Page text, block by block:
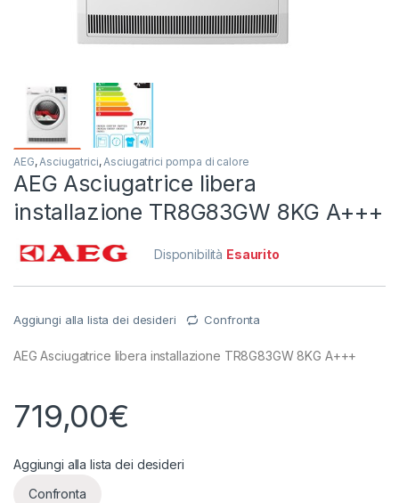
AEG,Asciugatrici,Asciugatrici pompa di calore
AEG Asciugatrice libera
installazione TR8G83GW 8KG A+++
Disponibilità Esaurito
Aggiungi alla lista dei desideri Confronta
AEG Asciugatrice libera installazione TR8G83GW 8KG A+++
719,00€
Aggiungi alla lista dei desideri
Confronta